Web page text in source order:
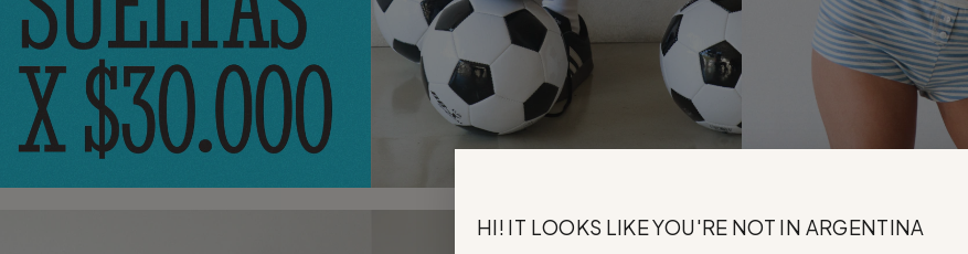
HI! IT LOOKS LIKE YOU'RE NOT IN ARGENTINA